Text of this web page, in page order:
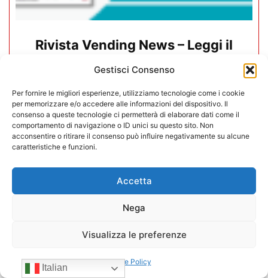
Gestisci Consenso
Per fornire le migliori esperienze, utilizziamo tecnologie come i cookie
per memorizzare e/o accedere alle informazioni del dispositivo. Il
consenso a queste tecnologie ci permetterà di elaborare dati come il
comportamento di navigazione o ID unici su questo sito. Non
acconsentire o ritirare il consenso può influire negativamente su alcune
caratteristiche e funzioni.
Accetta
Nega
Visualizza le preferenze
Cookie Policy
Rivista Vending News – Leggi il
numero 77
Italian